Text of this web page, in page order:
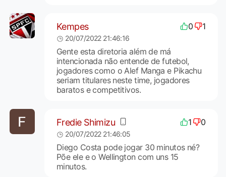
Kempes 0 1
20/07/2022 21:46:16
Gente esta diretoria além de má
intencionada não entende de futebol,
jogadores como o Alef Manga e Pikachu
seriam titulares neste time, jogadores
baratos e competitivos.
Fredie Shimizu 1 0
20/07/2022 21:46:05
Diego Costa pode jogar 30 minutos né?
Põe ele e o Wellington com uns 15
minutos.